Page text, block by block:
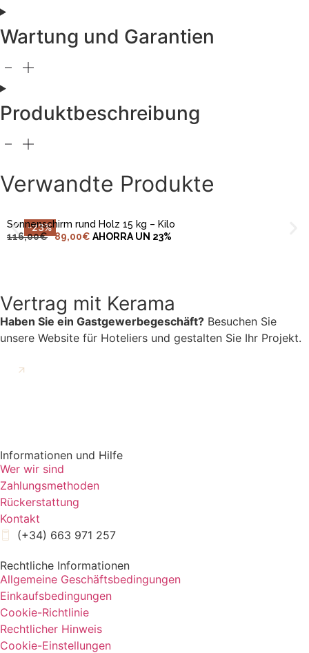
Wartung und Garantien
Produktbeschreibung
Verwandte Produkte
-23%
Sonnenschirm rund Holz 15 kg – Kilo
116,00€ 89,00€ AHORRA UN 23%
Vertrag mit Kerama
Haben Sie ein Gastgewerbegeschäft? Besuchen Sie
unsere Website für Hoteliers und gestalten Sie Ihr Projekt.
Informationen und Hilfe
Wer wir sind
Zahlungsmethoden
Rückerstattung
Kontakt
(+34) 663 971 257
Rechtliche Informationen
Allgemeine Geschäftsbedingungen
Einkaufsbedingungen
Cookie-Richtlinie
Rechtlicher Hinweis
Cookie-Einstellungen